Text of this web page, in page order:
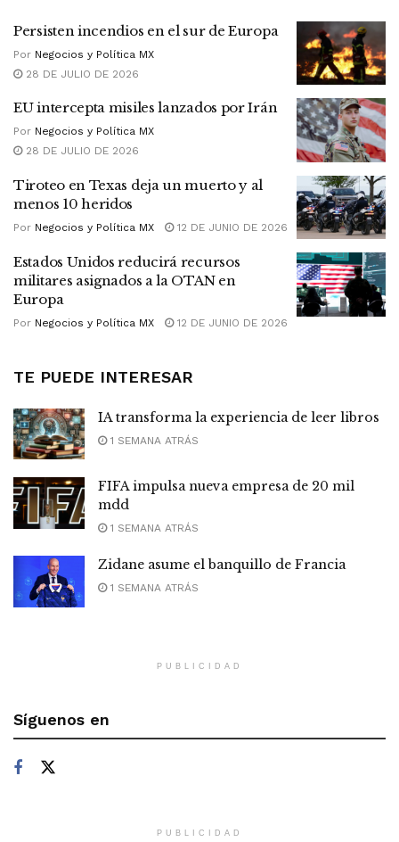
Persisten incendios en el sur de Europa
Por Negocios y Política MX
28 DE JULIO DE 2026
EU intercepta misiles lanzados por Irán
Por Negocios y Política MX
28 DE JULIO DE 2026
Tiroteo en Texas deja un muerto y al
menos 10 heridos
Por Negocios y Política MX 12 DE JUNIO DE 2026
Estados Unidos reducirá recursos
militares asignados a la OTAN en
Europa
Por Negocios y Política MX 12 DE JUNIO DE 2026
TE PUEDE INTERESAR
IA transforma la experiencia de leer libros
1 SEMANA ATRÁS
FIFA impulsa nueva empresa de 20 mil
mdd
1 SEMANA ATRÁS
Zidane asume el banquillo de Francia
1 SEMANA ATRÁS
PUBLICIDAD
Síguenos en
PUBLICIDAD